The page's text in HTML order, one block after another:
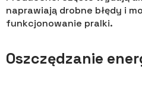
naprawiają drobne błędy i
funkcjonowanie pralki.
Oszczędzanie